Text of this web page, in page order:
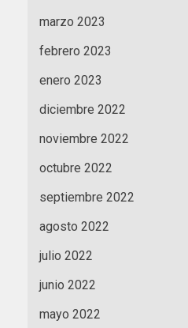
marzo 2023
febrero 2023
enero 2023
diciembre 2022
noviembre 2022
octubre 2022
septiembre 2022
agosto 2022
julio 2022
junio 2022
mayo 2022